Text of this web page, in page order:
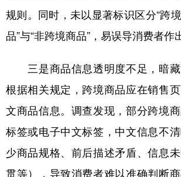
山东 河南 湖北
陕西 甘肃 青海
新疆 内蒙古 黑龙江
多语种频道
规则。同时，未以显著标识区分“跨
品”与“非跨境商品”，易误导消费者作
三是商品信息透明度不足，暗藏
根据相关规定，跨境商品应在销售
文商品信息。调查发现，部分跨境
标签或电子中文标签，中文信息不
少商品规格、前后描述矛盾、信息
贯等），导致消费者难以准确判断